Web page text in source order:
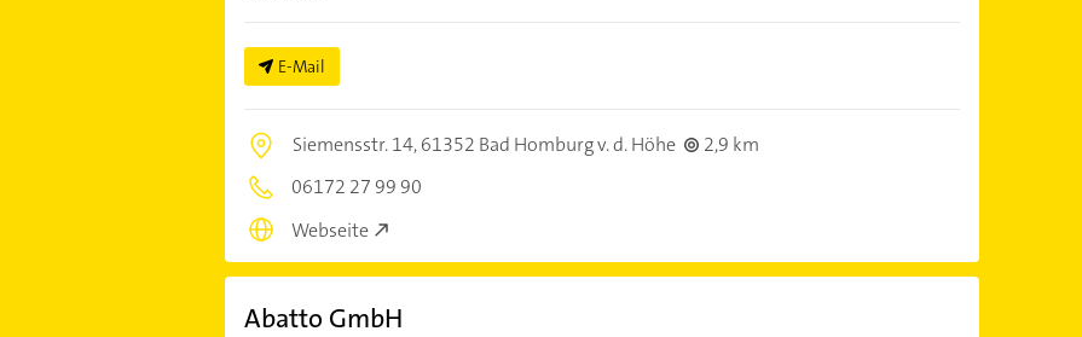
E-Mail
Siemensstr. 14,61352 Bad Homburg v. d. Höhe
2,9 km
06172 27 99 90
Webseite
Abatto GmbH